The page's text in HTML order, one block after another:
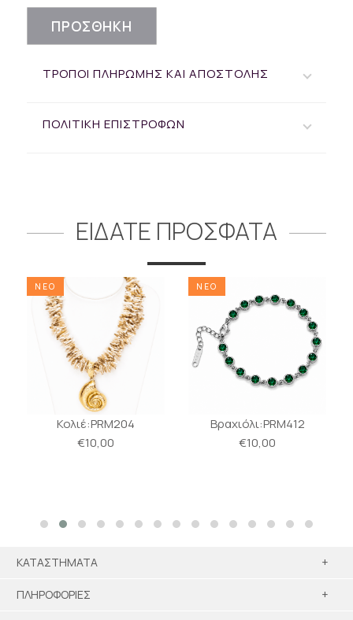
ΠΡΟΣΘΗΚΗ
ΤΡΟΠΟΙ ΠΛΗΡΩΜΗΣ ΚΑΙ ΑΠΟΣΤΟΛΗΣ
ΠΟΛΙΤΙΚΗ ΕΠΙΣΤΡΟΦΩΝ
ΕΙΔΑΤΕ ΠΡΟΣΦΑΤΑ
ΝΕΟ
Κολιέ:PRM204
€10,00
ΝΕΟ
Βραχιόλι:PRM412
€10,00
ΚΑΤΑΣΤΗΜΑΤΑ +
ΠΛΗΡΟΦΟΡΙΕΣ +